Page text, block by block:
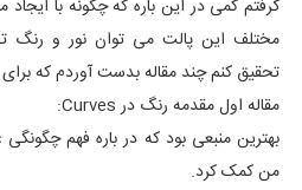
مختلف این پالت می توان نور و رنگ
تحقیق کنم چند مقاله بدست آوردم که
مقاله اول مقدمه رنگ در Curves:
بهترین منبعی بود که در باره فهم چگونگی
من کمک کرد.